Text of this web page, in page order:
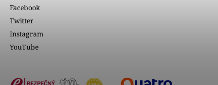
Facebook
Twitter
Instagram
YouTube